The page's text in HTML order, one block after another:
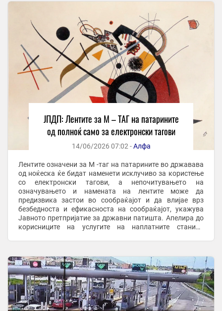
ЈПДП: Лентите за М – ТАГ на патарините
од полноќ само за електронски тагови
14/06/2026 07:02 -Алфа
Лентите означени за M -таг на патарините во државава
од ноќеска ќе бидат наменети исклучиво за користење
со електронски тагови, а непочитувањето на
означувањето и намената на лентите може да
предизвика застои во сообраќајот и да влијае врз
безбедноста и ефикасноста на сообраќајот, укажува
Јавното претпријатие за државни патишта. Апелира до
корисниците на услугите на наплатните станици